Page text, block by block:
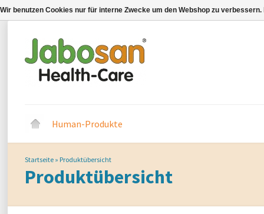
Human-Produkte
Startseite » Produktübersicht
Produktübersicht
Wir benutzen Cookies nur für interne Zwecke um den Webshop zu